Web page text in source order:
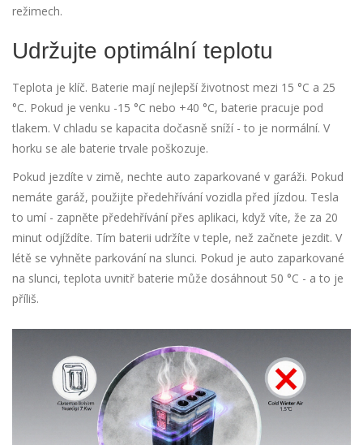
režimech.
Udržujte optimální teplotu
Teplota je klíč. Baterie mají nejlepší životnost mezi 15 °C a 25
°C. Pokud je venku -15 °C nebo +40 °C, baterie pracuje pod
tlakem. V chladu se kapacita dočasně sníží - to je normální. V
horku se ale baterie trvale poškozuje.
Pokud jezdíte v zimě, nechte auto zaparkované v garáži. Pokud
nemáte garáž, použijte předehřívání vozidla před jízdou. Tesla
to umí - zapněte předehřívání přes aplikaci, když víte, že za 20
minut odjíždíte. Tím baterii udržíte v teple, než začnete jezdit. V
létě se vyhněte parkování na slunci. Pokud je auto zaparkované
na slunci, teplota uvnitř baterie může dosáhnout 50 °C - a to je
příliš.